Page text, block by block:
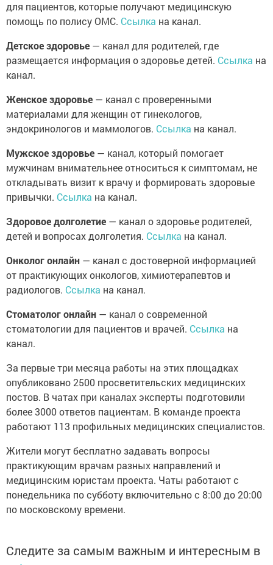
для пациентов, которые получают медицинскую
помощь по полису ОМС. Ссылка на канал.
Детское здоровье — канал для родителей, где
размещается информация о здоровье детей. Ссылка на
канал.
Женское здоровье — канал с проверенными
материалами для женщин от гинекологов,
эндокринологов и маммологов. Ссылка на канал.
Мужское здоровье — канал, который помогает
мужчинам внимательнее относиться к симптомам, не
откладывать визит к врачу и формировать здоровые
привычки. Ссылка на канал.
Здоровое долголетие — канал о здоровье родителей,
детей и вопросах долголетия. Ссылка на канал.
Онколог онлайн — канал с достоверной информацией
от практикующих онкологов, химиотерапевтов и
радиологов. Ссылка на канал.
Стоматолог онлайн — канал о современной
стоматологии для пациентов и врачей. Ссылка на
канал.
За первые три месяца работы на этих площадках
опубликовано 2500 просветительских медицинских
постов. В чатах при каналах эксперты подготовили
более 3000 ответов пациентам. В команде проекта
работают 113 профильных медицинских специалистов.
Жители могут бесплатно задавать вопросы
практикующим врачам разных направлений и
медицинским юристам проекта. Чаты работают с
понедельника по субботу включительно с 8:00 до 20:00
по московскому времени.
Следите за самым важным и интересным в